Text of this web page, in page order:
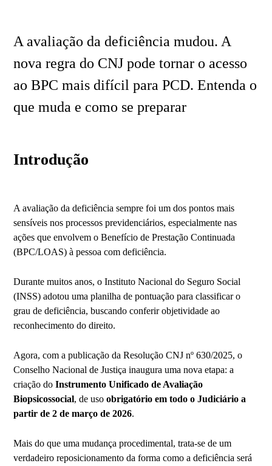
A avaliação da deficiência mudou. A
nova regra do CNJ pode tornar o acesso
ao BPC mais difícil para PCD. Entenda o
que muda e como se preparar
Introdução
A avaliação da deficiência sempre foi um dos pontos mais
sensíveis nos processos previdenciários, especialmente nas
ações que envolvem o Benefício de Prestação Continuada
(BPC/LOAS) à pessoa com deficiência.
Durante muitos anos, o Instituto Nacional do Seguro Social
(INSS) adotou uma planilha de pontuação para classificar o
grau de deficiência, buscando conferir objetividade ao
reconhecimento do direito.
Agora, com a publicação da Resolução CNJ nº 630/2025, o
Conselho Nacional de Justiça inaugura uma nova etapa: a
criação doInstrumento Unificado de Avaliação
Biopsicossocial, de usoobrigatório em todo o Judiciário a
partir de 2 de março de 2026.
Mais do que uma mudança procedimental, trata-se de um
verdadeiro reposicionamento da forma como a deficiência será